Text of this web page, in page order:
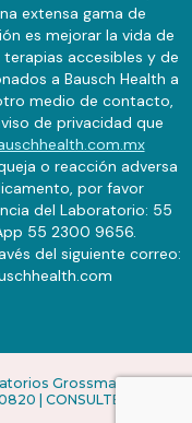
extensa gama de
es mejorar la vida de
accesibles y de
a Bausch Health a
medio de contacto,
de privacidad que
o reacción adversa
por favor
del Laboratorio: 55
55 2300 9656.
del siguiente correo:
Grossman, S.A.
| CONSULTE A SU